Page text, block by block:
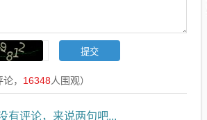
， 16348人围观）
有评论，来说两句吧...